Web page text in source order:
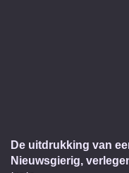
De uitdrukking van
N ieuwsgierig,